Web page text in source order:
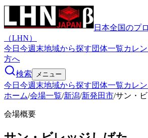
日本全国のプ
（LHN）
今日 今週末地域から探す団体一覧カレ
方へ
検索
メニュー
今日 今週末地域から探す団体一覧カレ
ホーム/会場一覧/新潟/新発田市/サン・
会場概要